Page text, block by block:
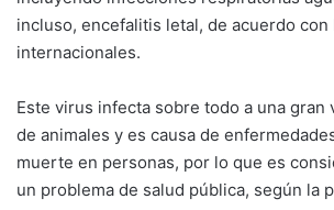
incluso, encefalitis letal, de acuerdo
internacionales.
Este virus infecta sobre todo a una gran
de animales y es causa de
muerte en personas, por lo que es
un problema de salud pública, según la